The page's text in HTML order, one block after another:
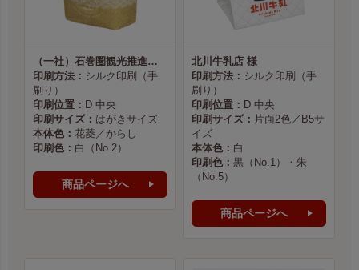
（一社）石巻圏観光推進機構様
印刷方法： シルク印刷（手
刷り）
印刷位置： D 中央
印刷サイズ： はがきサイズ
本体色： 花菱／からし
印刷色： 白（No.2）
商品ページへ
北川牛乳店 様
印刷方法： シルク印刷（手
刷り）
印刷位置： D 中央
印刷サイズ： 片面2色／B5サ
イズ
本体色： 白
印刷色： 黒（No.1）・朱
（No.5）
商品ページへ